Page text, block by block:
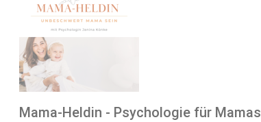
Mama-Heldin - Psychologie für Mamas